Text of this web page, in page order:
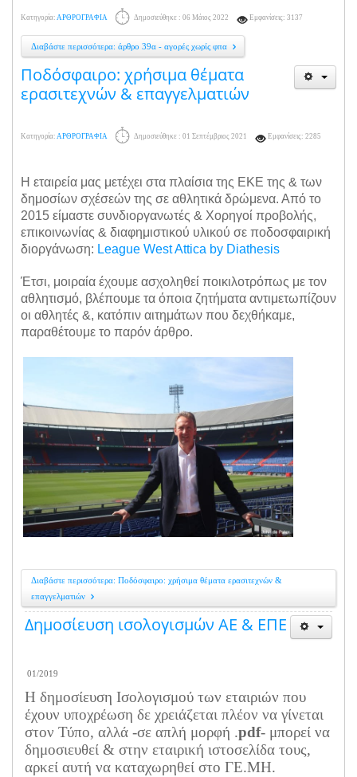
Κατηγορία: ΑΡΘΡΟΓΡΑΦΙΑ Δημοσιεύθηκε : 06 Μάιος 2022 Εμφανίσεις: 3137
Διαβάστε περισσότερα: άρθρο 39α - αγορές χωρίς φπα
Ποδόσφαιρο: χρήσιμα θέματα
ερασιτεχνών & επαγγελματιών
Η εταιρεία μας μετέχει στα πλαίσια της ΕΚΕ της & των
δημοσίων σχέσεών της σε αθλητικά δρώμενα. Από το
2015 είμαστε συνδιοργανωτές & Χορηγοί προβολής,
επικοινωνίας & διαφημιστικού υλικού σε ποδοσφαιρική
διοργάνωση: League West Attica by Diathesis
Έτσι, μοιραία έχουμε ασχοληθεί ποικιλοτρόπως με τον
αθλητισμό, βλέπουμε τα όποια ζητήματα αντιμετωπίζουν
οι αθλητές &, κατόπιν αιτημάτων που δεχθήκαμε,
παραθέτουμε το παρόν άρθρο.
Κατηγορία: ΑΡΘΡΟΓΡΑΦΙΑ Δημοσιεύθηκε : 01 Σεπτέμβριος 2021 Εμφανίσεις: 2285
Διαβάστε περισσότερα: Ποδόσφαιρο: χρήσιμα θέματα ερασιτεχνών &
επαγγελματιών
Δημοσίευση ισολογισμών ΑΕ & ΕΠΕ
01/2019
Η δημοσίευση Ισολογισμού των εταιριών που
έχουν υποχρέωση δε χρειάζεται πλέον να γίνεται
στον Τύπο, αλλά -σε απλή μορφή .pdf- μπορεί να
δημοσιευθεί & στην εταιρική ιστοσελίδα τους,
αρκεί αυτή να καταχωρηθεί στο ΓΕ.ΜΗ.